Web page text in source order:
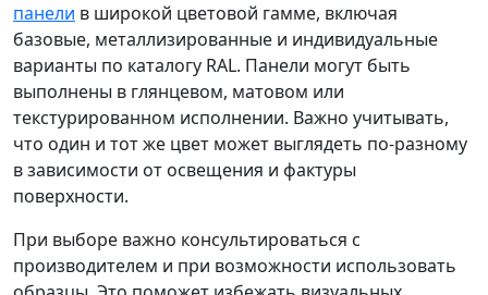
панели в широкой цветовой гамме, включая
базовые, металлизированные и индивидуальные
варианты по каталогу RAL. Панели могут быть
выполнены в глянцевом, матовом или
текстурированном исполнении. Важно учитывать,
что один и тот же цвет может выглядеть по-разному
в зависимости от освещения и фактуры
поверхности.
При выборе важно консультироваться с
производителем и при возможности использовать